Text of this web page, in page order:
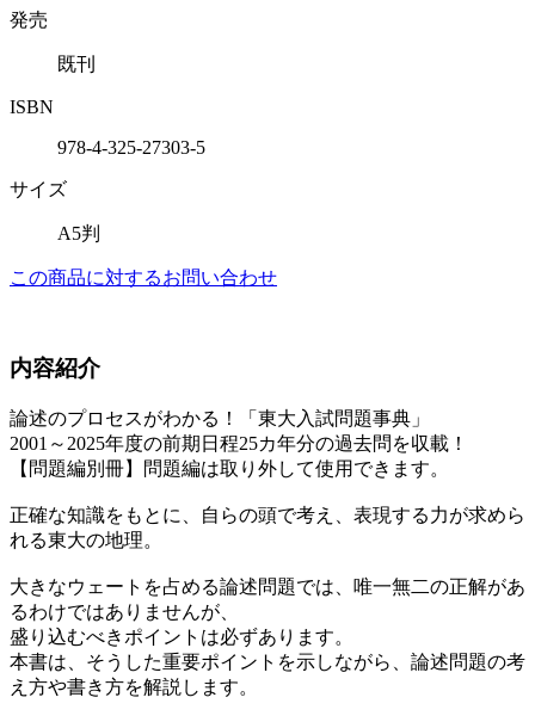
発売
既刊
ISBN
978-4-325-27303-5
サイズ
A5判
この商品に対するお問い合わせ
内容紹介
論述のプロセスがわかる！「東大入試問題事典」
2001～2025年度の前期日程25カ年分の過去問を収載！
【問題編別冊】問題編は取り外して使用できます。
正確な知識をもとに、自らの頭で考え、表現する力が求めら
れる東大の地理。
大きなウェートを占める論述問題では、唯一無二の正解があ
るわけではありませんが、
盛り込むべきポイントは必ずあります。
本書は、そうした重要ポイントを示しながら、論述問題の考
え方や書き方を解説します。